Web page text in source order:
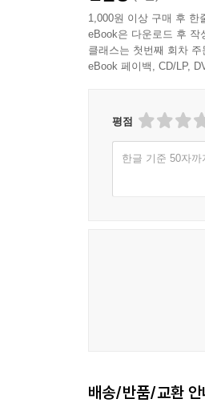
1,000원 이상 구매 후 한
eBook은 다운로드 후 작
클래스는 첫번째 회차
eBook 페이백, CD/LP,
평점
한글 기준 50자까
배송/반품/교환 안